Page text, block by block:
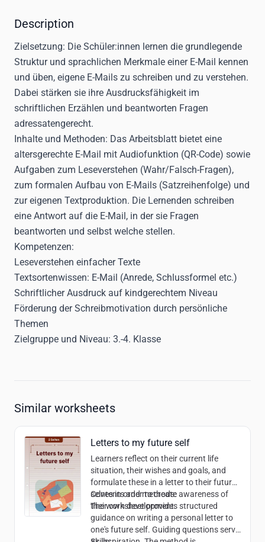
Description
Zielsetzung: Die Schüler:innen lernen die grundlegende
Struktur und sprachlichen Merkmale einer E-Mail kennen
und üben, eigene E-Mails zu schreiben und zu verstehen.
Dabei stärken sie ihre Ausdrucksfähigkeit im
schriftlichen Erzählen und beantworten Fragen
adressatengerecht.
Inhalte und Methoden: Das Arbeitsblatt bietet eine
altersgerechte E-Mail mit Audiofunktion (QR-Code) sowie
Aufgaben zum Leseverstehen (Wahr/Falsch-Fragen),
zum formalen Aufbau von E-Mails (Satzreihenfolge) und
zur eigenen Textproduktion. Die Lernenden schreiben
eine Antwort auf die E-Mail, in der sie Fragen
beantworten und selbst welche stellen.
Kompetenzen:
Leseverstehen einfacher Texte
Textsortenwissen: E-Mail (Anrede, Schlussformel etc.)
Schriftlicher Ausdruck auf kindgerechtem Niveau
Förderung der Schreibmotivation durch persönliche
Themen
Zielgruppe und Niveau: 3.-4. Klasse
Similar worksheets
Letters to my future self
Learners reflect on their current life
situation, their wishes and goals, and
formulate these in a letter to their future
selves in order to create awareness of
their own development.
Contents and methods:
The worksheet provides structured
guidance on writing a personal letter to
one's future self. Guiding questions serve